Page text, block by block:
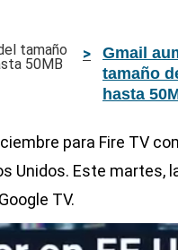
Gmail
tamaño
hasta
para Fire TV
Unidos. Este martes,
TV.